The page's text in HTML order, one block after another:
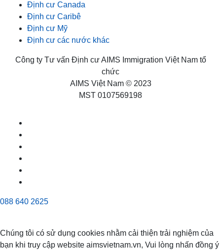
Định cư Canada
Định cư Caribê
Định cư Mỹ
Định cư các nước khác
Công ty Tư vấn Định cư AIMS Immigration Việt Nam tổ
chức
AIMS Việt Nam © 2023
MST 0107569198
088 640 2625
Chúng tôi có sử dụng cookies nhằm cải thiện trải nghiệm của
bạn khi truy cập website aimsvietnam.vn, Vui lòng nhấn đồng ý